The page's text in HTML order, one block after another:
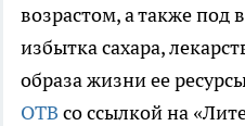
возрастом, а также под
избытка сахара,
образа жизни ее
ОТВ со ссылкой на